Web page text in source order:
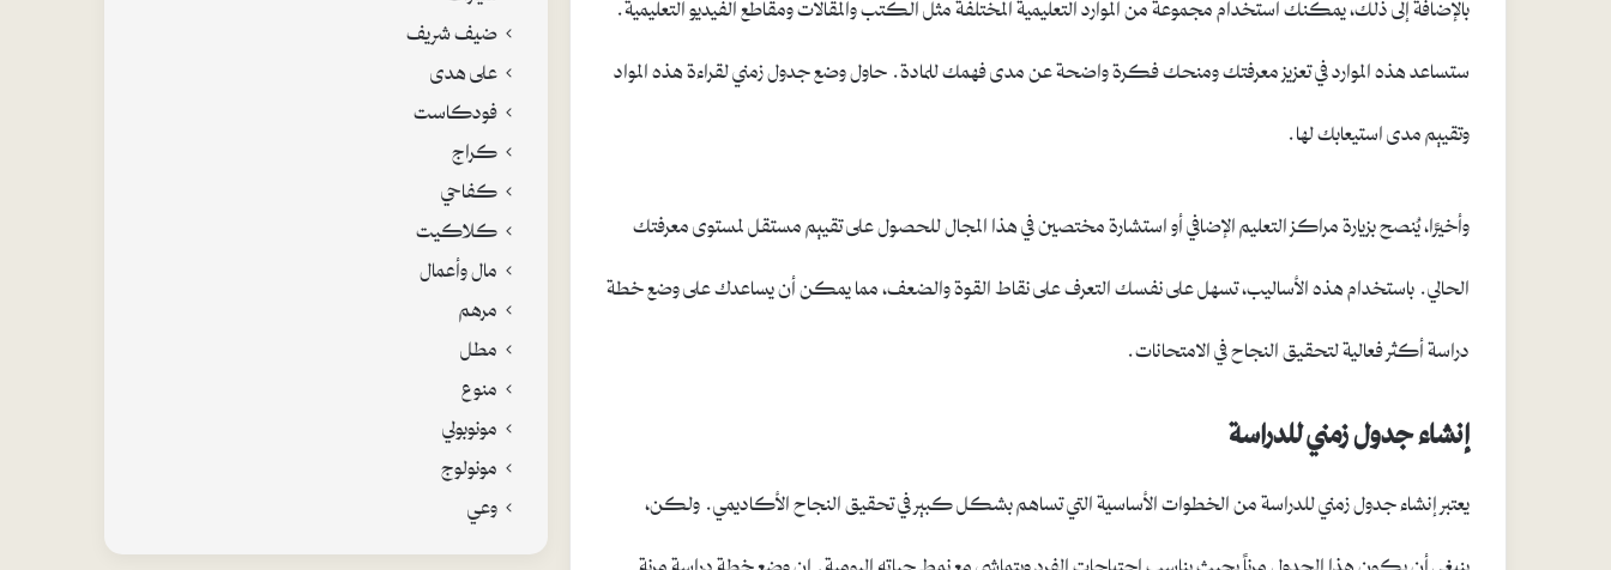
ستساعد هذه الموارد في تعزيز معرفتك ومنحك فكرة واضحة عن مدى فهمك للمادة. حاول وضع جدول زمني لقراءة هذه المواد
وتقييم مدى استيعابك لها.
وأخيرًا، يُنصح بزيارة مراكز التعليم الإضافي أو استشارة مختصين في هذا المجال للحصول على تقييم مستقل لمستوى معرفتك
الحالي. باستخدام هذه الأساليب، تسهل على نفسك التعرف على نقاط القوة والضعف، مما يمكن أن يساعدك على وضع خطة
دراسة أكثر فعالية لتحقيق النجاح في الامتحانات.
إنشاء جدول زمني للدراسة
يعتبر إنشاء جدول زمني للدراسة من الخطوات الأساسية التي تساهم بشكل كبير في تحقيق النجاح الأكاديمي. ولكن،
ضيف شريف
على هدى
فودكاست
كراج
كفاحي
كلاكيت
مال وأعمال
مرهم
مطل
منوع
مونوبولي
مونولوج
وعي